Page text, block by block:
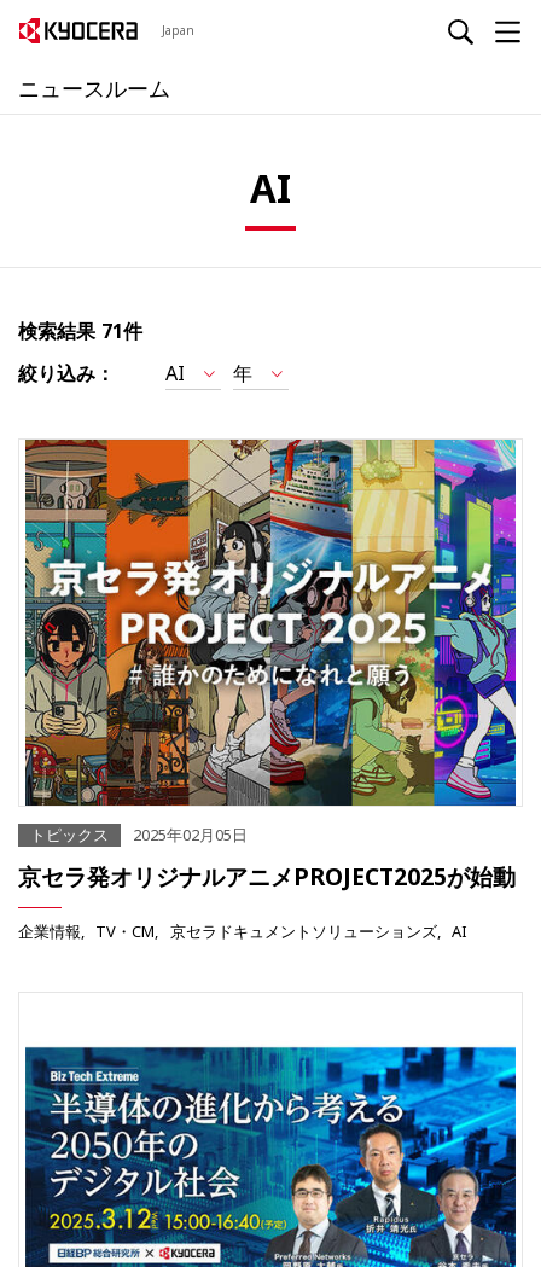
Japan
ニュースルーム
AI
検索結果 71件
絞り込み：
AI 年
トピックス 2025年02月05日
京セラ発オリジナルアニメPROJECT2025が始動
企業情報 TV・CM 京セラドキュメントソリューションズ AI